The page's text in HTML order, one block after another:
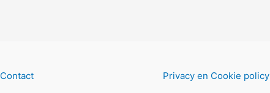
Contact Privacy en Cookie policy